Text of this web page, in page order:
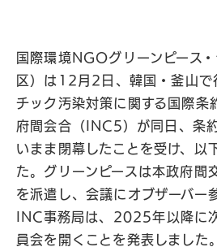
国際環境NGOグリーンピース
区）は12月2日、韓国・釜山で
チック汚染対策に関する国際条
府間会合（INC5）が同日、条
いまま閉幕したことを受け、以
た。グリーンピースは本政府間
を派遣し、会議にオブザーバー
INC事務局は、2025年以降に
員会を開くことを発表しました。